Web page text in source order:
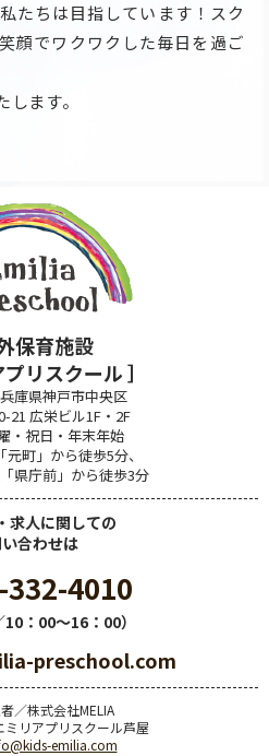
たちは目指しています！スク
顔でワクワクした毎日を過ご
ます。
保育施設
プリスクール ］
庫県神戸市中央区
21 広栄ビル1F・2F
・祝日・年末年始
元町」から徒歩5分、
県庁前」から徒歩3分
求人に関しての
合わせは
4010
10：00～16：00）
preschool.com
／株式会社MELIA
リアプリスクール芦屋
emilia.com